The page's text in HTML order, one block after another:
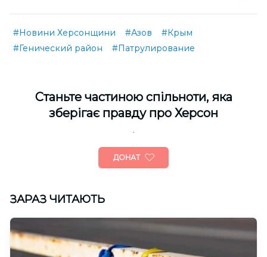
#Новини Херсонщини #Азов
#Крым
#Генический район
#Патрулирование
Cтаньте частиною спільноти, яка
зберігає правду про Херсон
ДОНАТ
ЗАРАЗ ЧИТАЮТЬ